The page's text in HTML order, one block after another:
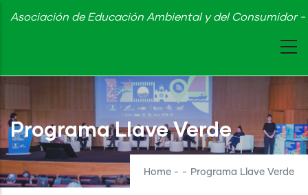
Skip
content
Asociación de Educación Ambiental y del Consumidor
Programa Llave Verde
Home - - Programa Llave Verde